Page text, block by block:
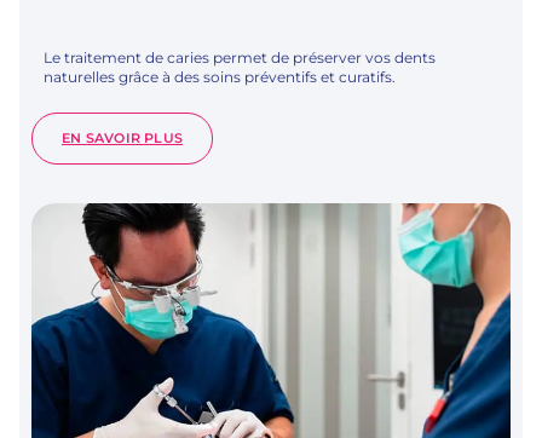
Le traitement de caries permet de préserver vos dents
naturelles grâce à des soins préventifs et curatifs.
EN SAVOIR PLUS:
TRAITEMENT